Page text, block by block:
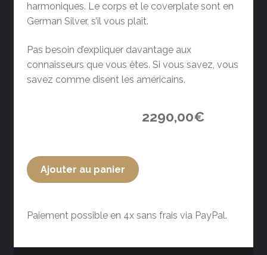
harmoniques. Le corps et le coverplate sont en
German Silver, s’il vous plaît.
Pas besoin d’expliquer davantage aux
connaisseurs que vous êtes. Si vous savez, vous
savez comme disent les américains.
2290,00€
Ajouter au panier
Paiement possible en 4x sans frais via PayPal.